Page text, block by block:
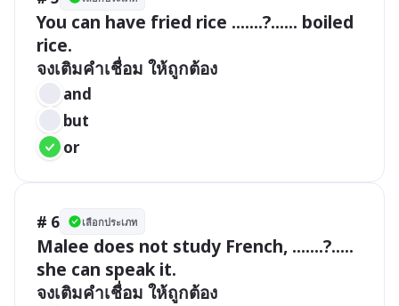
You can have fried rice .......?...... boiled
rice.
จงเติมคำเชื่อม ให้ถูกต้อง
and
but
or
# 6 เลือกประเภท
Malee does not study French, .......?.....
she can speak it.
จงเติมคำเชื่อม ให้ถูกต้อง